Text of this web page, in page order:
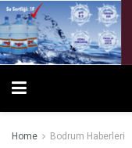
Home Bodrum Haberleri